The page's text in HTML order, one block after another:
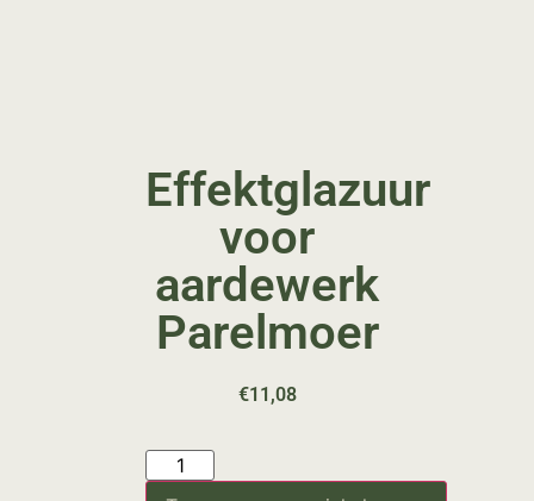
Effektglazuur
voor
aardewerk
Parelmoer
€11,08